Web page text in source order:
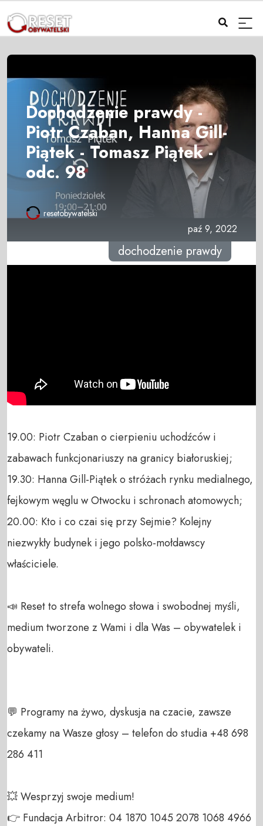
Dochodzenie prawdy -
Piotr Czaban, Hanna Gill-
Piątek - Tomasz Piątek -
odc. 98
resetobywatelski
paź 9, 2022
dochodzenie prawdy
19.00: Piotr Czaban o cierpieniu uchodźców i
zabawach funkcjonariuszy na granicy białoruskiej;
19.30: Hanna Gill-Piątek o stróżach rynku medialnego,
fejkowym węglu w Otwocku i schronach atomowych;
20.00: Kto i co czai się przy Sejmie? Kolejny
niezwykły budynek i jego polsko-mołdawscy
właściciele.
📣 Reset to strefa wolnego słowa i swobodnej myśli,
medium tworzone z Wami i dla Was – obywatelek i
obywateli.
💬 Programy na żywo, dyskusja na czacie, zawsze
czekamy na Wasze głosy – telefon do studia +48 698
286 411
💥 Wesprzyj swoje medium!
👉 Fundacja Arbitror: 04 1870 1045 2078 1068 4966